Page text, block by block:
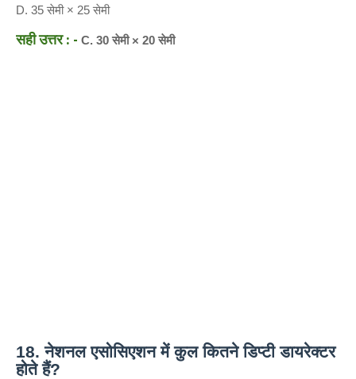
D. 35 सेमी × 25 सेमी
सही उत्तर : - C. 30 सेमी × 20 सेमी
18. नेशनल एसोसिएशन में कुल कितने डिप्टी डायरेक्टर
होते हैं?